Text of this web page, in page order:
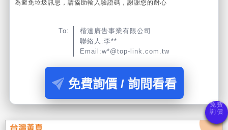
為避免垃圾訊息，請協助輸入驗證碼，謝謝您的耐心
To:
楷達廣告事業有限公司
聯絡人:李**
Email:w*@top-link.com.tw
免費詢價 / 詢問看看